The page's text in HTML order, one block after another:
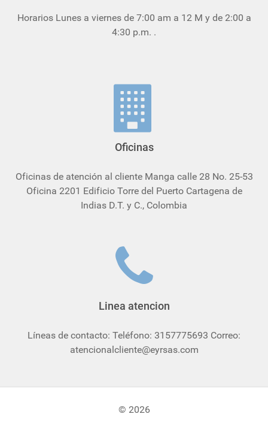
Horarios Lunes a viernes de 7:00 am a 12 M y de 2:00 a
4:30 p.m. .
Oficinas
Oficinas de atención al cliente Manga calle 28 No. 25-53
Oficina 2201 Edificio Torre del Puerto Cartagena de
Indias D.T. y C., Colombia
Linea atencion
Líneas de contacto: Teléfono: 3157775693 Correo:
atencionalcliente@eyrsas.com
© 2026